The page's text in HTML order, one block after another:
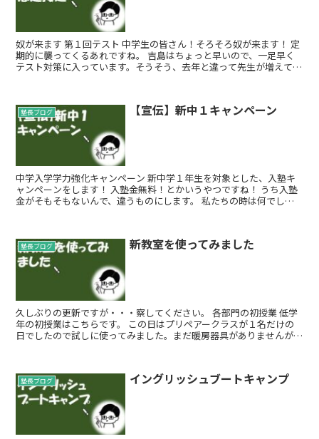
奴が来ます 第１回テスト 中学生の皆さん！そろそろ奴が来ます！ 定
期的に襲ってくるあれですね。 吉島はちょっと早いので、一足早く
テスト対策に入っています。そうそう、去年と違って先生が増えてい
塾長ブログ 【宣伝】新中１キャンペーン
中学入学学力強化キャンペーン 新中学１年生を対象とした、入塾キ
ャンペーンをします！ 入塾金無料！とかいうやつですね！ うち入塾
金がそもそもないんで、違うものにします。 私たちの時は何でした
塾長ブログ 新教室を使ってみました
久しぶりの更新ですが・・・察してください。 各部門の初授業 低学
年の初授業はこちらです。 この日はプリペアークラスが１名だけの
日でしたので試しに使ってみました。まだ暖房器具がありませんがお
塾長ブログ イングリッシュブートキャンプ